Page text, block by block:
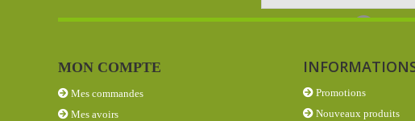
MON COMPTE
Mes commandes
Mes avoirs
Promotions
Nouveaux produits